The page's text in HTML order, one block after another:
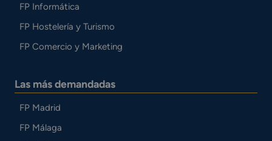
FP Informática
FP Hostelería y Turismo
FP Comercio y Marketing
Las más demandadas
FP Madrid
FP Málaga